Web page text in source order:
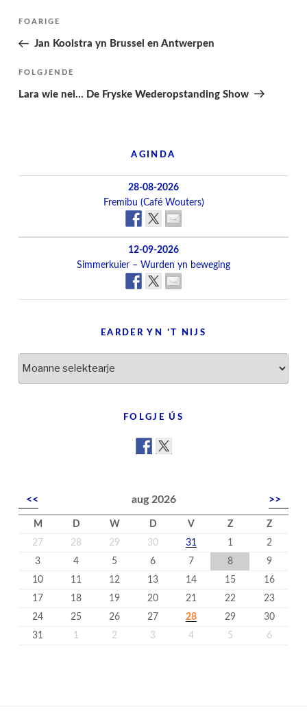
Berichtnavigatie
Folgjende
pagina
FOARIGE
Jan Kooistra yn Brussel en Antwerpen
Folgjend
berjocht
FOLGJENDE
Lara wie nei… De Fryske Wederopstanding Show
AGINDA
28-08-2026
Fremibu (Café Wouters)
12-09-2026
Simmerkuier – Wurden yn beweging
EARDER YN ’T NIJS
yn
FOLGJE ÚS
<< aug 2026 >>
M D W D V Z
Z
27
28 29 30 31 1
2
3
4 5 6 7 8
9
10
11 12 13 14 15
16
17
18 19 20 21 22
23
24
25 26 27 28 29
30
31
1 2 3 4 5 6